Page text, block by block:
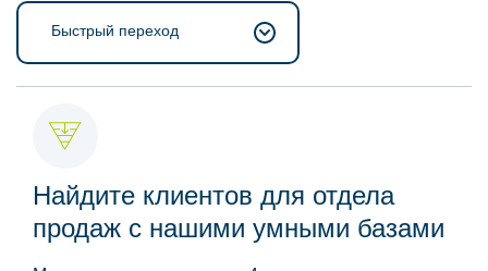
Быстрый переход
Найдите клиентов для отдела
продаж с нашими умными базами